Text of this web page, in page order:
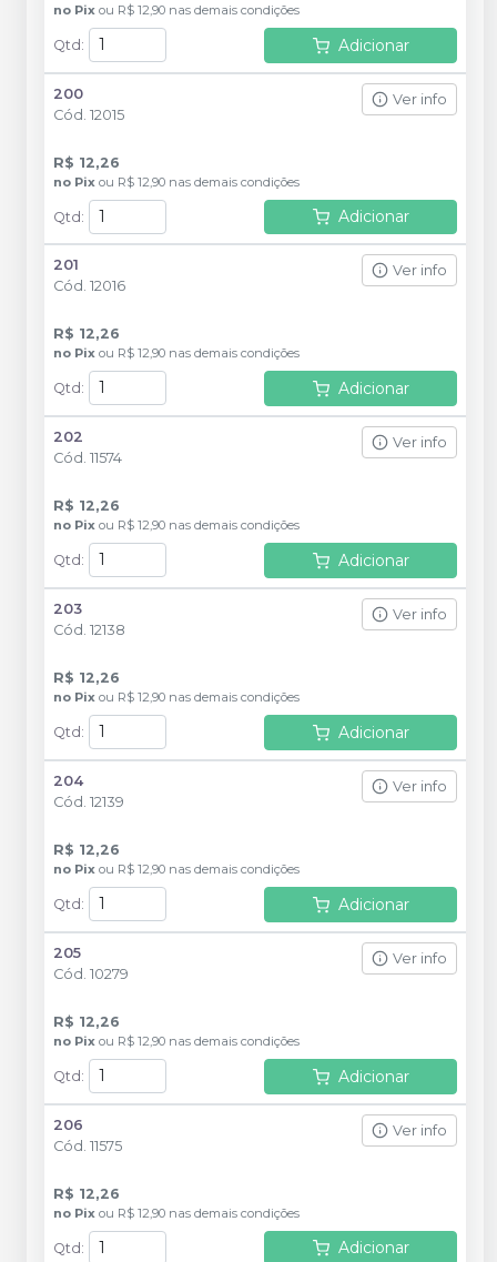
no Pix ou R$ 12,90 nas demais condições
Qtd : Adicionar
200
Cód. 12015
Ver info
R$ 12,26
no Pix ou R$ 12,90 nas demais condições
Qtd: Adicionar
201
Cód. 12016
Ver info
R$ 12,26
no Pix ou R$ 12,90 nas demais condições
Qtd : Adicionar
202
Cód. 11574
Ver info
R$ 12,26
no Pix ou R$ 12,90 nas demais condições
Qtd : Adicionar
203
Cód. 12138
Ver info
R$ 12,26
no Pix ou R$ 12,90 nas demais condições
Qtd : Adicionar
204
Cód. 12139
Ver info
R$ 12,26
no Pix ou R$ 12,90 nas demais condições
Qtd : Adicionar
205
Cód. 10279
Ver info
R$ 12,26
no Pix ou R$ 12,90 nas demais condições
Qtd : Adicionar
206
Cód. 11575
Ver info
R$ 12,26
no Pix ou R$ 12,90 nas demais condições
Qtd: Adicionar